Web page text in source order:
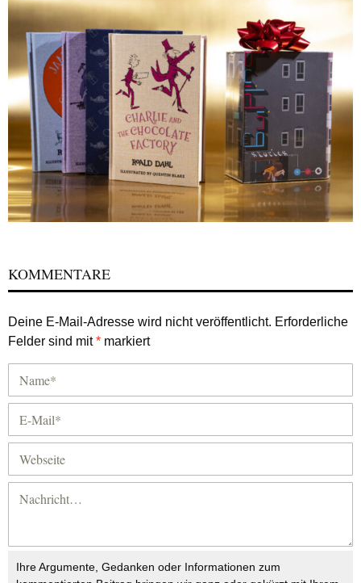
KOMMENTARE
Deine E-Mail-Adresse wird nicht veröffentlicht. Erforderliche
Felder sind mit* markiert
Ihre Argumente, Gedanken oder Informationen zum